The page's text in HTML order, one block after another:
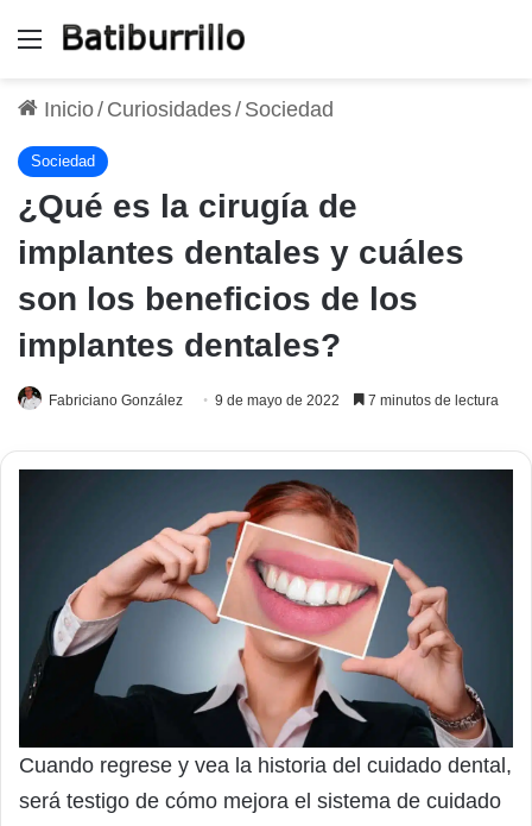
Menú
Inicio/ Curiosidades/ Sociedad
Sociedad
¿Qué es la cirugía de
implantes dentales y cuáles
son los beneficios de los
implantes dentales?
Fabriciano González 9 de mayo de 2022 7 minutos de lectura
Cuando regrese y vea la historia del cuidado dental,
será testigo de cómo mejora el sistema de cuidado